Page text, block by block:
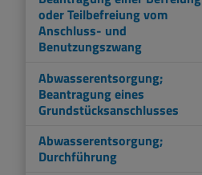
oder Teilbefreiung vom
Anschluss- und
Benutzungszwang
Abwasserentsorgung;
Beantragung eines
Grundstücksanschlusses
Abwasserentsorgung;
Durchführung